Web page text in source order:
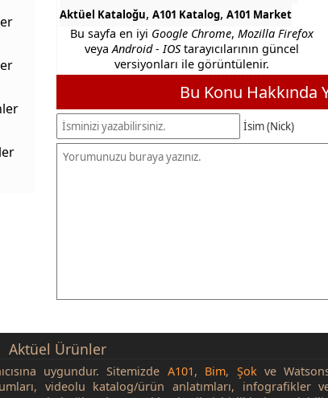
Aktüel Kataloğu, A101 Katalog, A101 Market
Bu sayfa en iyi Google Chrome,Mozilla Firefox
veyaAndroid - IOStarayıcılarının güncel
versiyonları ile görüntülenir.
Bu Konu Hakkında
İsim (Nick)
Aktüel Ürünler
uygundur. Sitemizde A101, Bim, Şokve
videolu katalog/ürün anlatımları, infografikler